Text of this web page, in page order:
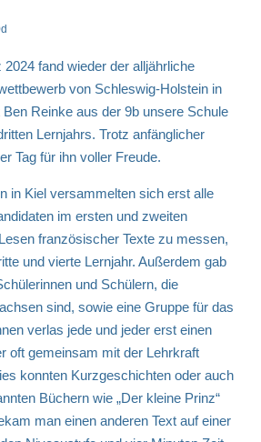
fand wieder der alljährliche
von Schleswig-Holstein in
Reinke aus der 9b unsere Schule
Lernjahrs. Trotz anfänglicher
Tag für ihn voller Freude.
in Kiel versammelten sich erst alle
im ersten und zweiten
französischer Texte zu messen,
und vierte Lernjahr. Außerdem gab
und Schülern, die
sind, sowie eine Gruppe für das
verlas jede und jeder erst einen
oft gemeinsam mit der Lehrkraft
konnten Kurzgeschichten oder auch
Büchern wie „Der kleine Prinz“
man einen anderen Text auf einer